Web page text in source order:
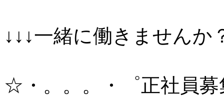
↓↓↓一緒に働きませんか
☆・。。。・゜正社員